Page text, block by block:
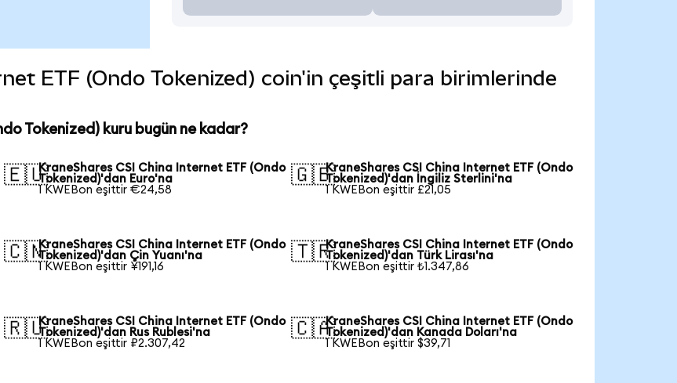
ETF (Ondo Tokenized) coin'in çeşitli para birimlerinde
Tokenized) kuru bugün ne kadar?
🇪🇺KraneShares CSI China Internet ETF (Ondo
Tokenized)'dan Euro'na
1 KWEBon eşittir €24,58
🇬🇧KraneShares CSI China Internet ETF (Ondo
Tokenized)'dan İngiliz Sterlini'na
1 KWEBon eşittir £21,05
🇨🇳KraneShares CSI China Internet ETF (Ondo
Tokenized)'dan Çin Yuanı'na
1 KWEBon eşittir ¥191,16
🇹🇷KraneShares CSI China Internet ETF (Ondo
Tokenized)'dan Türk Lirası'na
1 KWEBon eşittir ₺1.347,86
🇷🇺KraneShares CSI China Internet ETF (Ondo
Tokenized)'dan Rus Rublesi'na
1 KWEBon eşittir ₽2.307,42
🇨🇦KraneShares CSI China Internet ETF (Ondo
Tokenized)'dan Kanada Doları'na
1 KWEBon eşittir $39,71